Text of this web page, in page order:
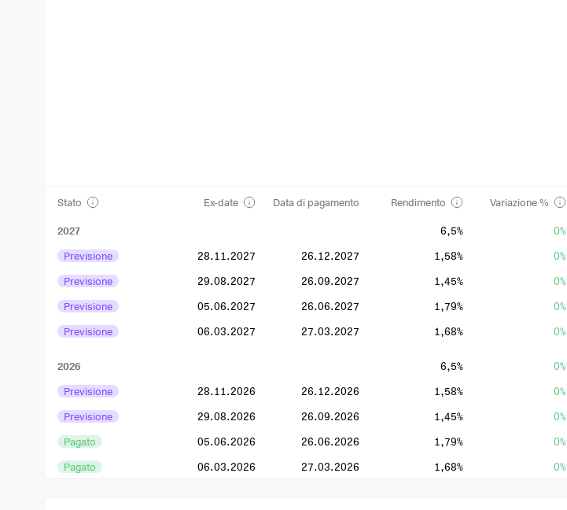
Stato Ex-date Data di pagamento Rendimento Variazione %
2027 6,5% 0%
Previsione
28.11.2027 26.12.2027 1,58% 0%
Previsione
29.08.2027 26.09.2027 1,45% 0%
Previsione
05.06.2027 26.06.2027 1,79% 0%
Previsione
06.03.2027 27.03.2027 1,68% 0%
2026 6,5% 0%
Previsione
28.11.2026 26.12.2026 1,58% 0%
Previsione
29.08.2026 26.09.2026 1,45% 0%
Pagato
05.06.2026 26.06.2026 1,79% 0%
Pagato
06.03.2026 27.03.2026 1,68% 0%